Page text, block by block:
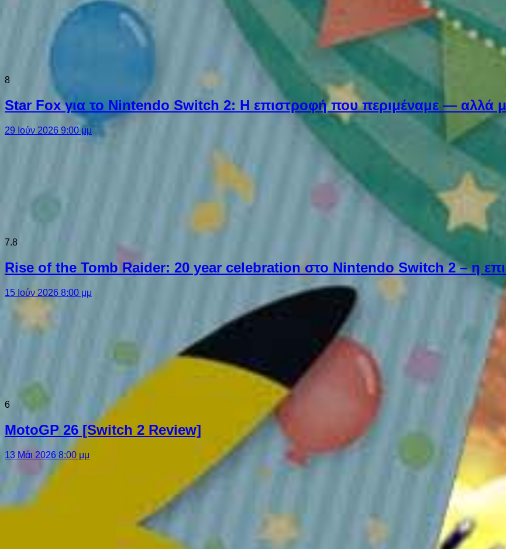
8
Star Fox για το Nintendo Switch 2: Η επιστροφή που περιμέναμε — αλλά
29 Ιούν 2026 9:00 μμ
7.8
Rise of the Tomb Raider: 20 year celebration στο Nintendo Switch 2 – η
15 Ιούν 2026 8:00 μμ
6
MotoGP 26 [Switch 2 Review]
13 Μάι 2026 8:00 μμ